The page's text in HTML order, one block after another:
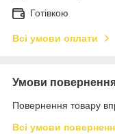
Готівкою
Всі умови оплати
Умови
Повернення товару
Всі умови